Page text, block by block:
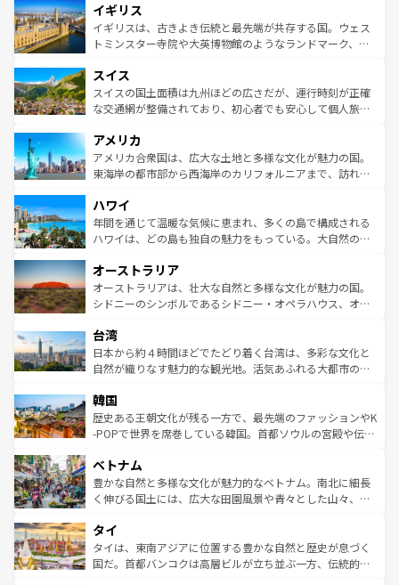
いる。シャンパンの発祥地であるランス、プロヴァンスの
香り高いラベンダー畑など、多彩な楽しみ方が可能だ。さ
らに、パリ以外の地域にも魅力が溢れており、どの街角に
れる地方に足を運ぶとそれぞれで全く異なる文化を体験で
きるだろう。 なお、新着のフランス情報はコンテンツ一覧
を参照してほしい。
顔を持つこの国は、どこを歩いても飽きることがない。ベ
ルリンの文化的活気、バイエルン州のアルプスの絶景、そ
してライン川沿いのワイン畑といった風景は必見。ビール
は、お酒好きな人にはぜひ体験してほしい。 なお、新着の
ドイツ情報はコンテンツ一覧を参照してほしい。
イギリス
イギリスは、古きよき伝統と最先端が共存する国。ウェス
トミンスター寺院や大英博物館のようなランドマーク、歴
リアごとに異なる魅力がある。また、優雅なアフタヌーン
ティー、ビール好きにはたまらない英国パブ、サッカー観
戦など、本場だからこそできる体験も豊富。イギリスを旅
ンツ一覧を参照してほしい。
スイス
スイスの国土面積は九州ほどの広さだが、運行時刻が正確
な交通網が整備されており、初心者でも安心して個人旅行
の建物がそのまま残る町や、スイスならではのユニークな
博物館もあり、アルプス観光だけでなく町歩きも満喫する
ことができる。国民の所得が高いため物価も高いが、旅行
ば市内交通費無料で観光を楽しむこともできる。 なお、新
着のスイス情報はコンテンツ一覧 を参照してほしい。
アメリカ
アメリカ合衆国は、広大な土地と多様な文化が魅力の国。
東海岸の都市部から西海岸のカリフォルニアまで、訪れる
のような巨大都市は、観光、ショッピング、エンターテイ
ンメントが詰まった刺激的なスポットだ。一方、アメリカ
西部には大自然が広がり、グランドキャニオンやイエロー
部のニューオーリンズでは、音楽と美食が融合した独特の
文化が魅力。旅行者はアメリカの各地域で異なる魅力を楽
しみながら、その多様性と豊かな歴史を感じることができ
ならではの贅沢な旅のスタイルだ。 なお、新着のアメリカ
情報はコンテンツ一覧を参照してほしい。
ハワイ
年間を通じて温暖な気候に恵まれ、多くの島で構成される
ハワイは、どの島も独自の魅力をもっている。大自然の神
ワイ島は見逃せない。また、定番の観光地といえばオアフ
島だが、静かな自然を求めるならマウイ島やカウアイ島が
おすすめ。エメラルドグリーンに輝く海をはじめ、豊かな
れるおもてなしの心で訪れる人々を迎えてくれるハワイの
人々、おいしいローカルフードやハワイアンミュージッ
ク、伝統的なフラダンスなど、すべてがハワイの魅力を彩
ワイを、存分に味わってほしい。 なお、新着のハワイ情報
はコンテンツ一覧を参照してほしい。
オーストラリア
オーストラリアは、壮大な自然と多様な文化が魅力の国。
シドニーのシンボルであるシドニー・オペラハウス、オー
リアリーフや大陸中央部にそびえるウルル（エアーズロッ
ク）、タスマニアの美しい原生林やケアンズの熱帯雨林な
ど、見どころがたくさん。また、カフェやワイン、オージ
いる。アクティビティも充実しており、サーフィンやダイ
ビング、ハイキングなど、アウトドア好きにはたまらな
い。オーストラリアの多彩な魅力を存分に味わいつくそ
参照してほしい。
台湾
日本から約４時間ほどでたどり着く台湾は、多彩な文化と
自然が織りなす魅力的な観光地。活気あふれる大都市の台
ン）、静ひつな山岳地帯である台湾東部など、都市の喧騒
と山間の静けさが共存しており、訪れる人に新しい発見と
驚きをもたらしてくれる。また、奥深い台湾の食文化も魅
容にもいいと評判のスイーツなど、バラエティ豊かな料理
が味わえる。 なお、新着の台湾情報は コンテンツ一覧を参
照してほしい。
韓国
歴史ある王朝文化が残る一方で、最先端のファッションやK
-POPで世界を席巻している韓国。首都ソウルの宮殿や伝統
き、地方に足を延ばせば四季折々の自然美を楽しむことが
できる。そして、キムチや焼肉、絶品のストリートフード
まで、さまざまな韓国料理が待っている。夜には、韓国な
リティに包まれながら、韓国の多彩な魅力を心ゆくまで味
わってみてほしい。 なお、新着の韓国情報はコンテンツ一
覧を参照してほしい。
ベトナム
豊かな自然と多様な文化が魅力的なベトナム。南北に細長
く伸びる国土には、広大な田園風景や青々とした山々、世
急速な発展と共に伝統が息づく。ハノイの古い町並みやホ
ーチミン市のフランス統治時代の建物も、独特の雰囲気を
醸し出している。また、バラエティの豊かさとおいしさで
タイ
タイは、東南アジアに位置する豊かな自然と歴史が息づく
国だ。首都バンコクは高層ビルが立ち並ぶ一方、伝統的な